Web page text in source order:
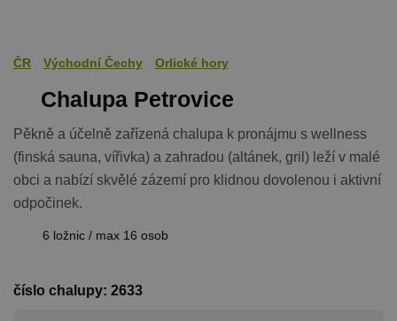
ČR Východní Čechy Orlické hory
Chalupa Petrovice
Pěkně a účelně zařízená chalupa k pronájmu s wellness
(finská sauna, vířivka) a zahradou (altánek, gril) leží v malé
obci a nabízí skvělé zázemí pro klidnou dovolenou i aktivní
odpočinek.
6 ložnic / max 16 osob
číslo chalupy: 2633